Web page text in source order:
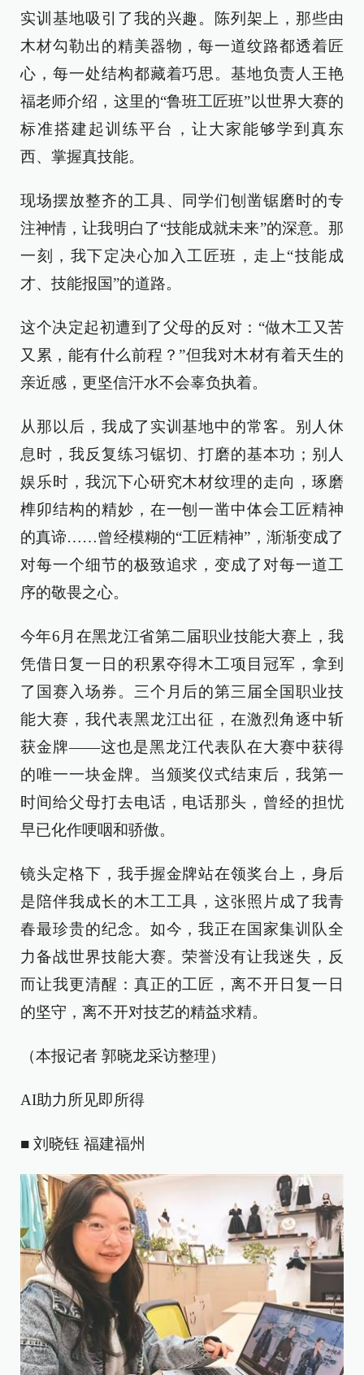
实训基地吸引了我的兴趣。陈列架上，那些由
木材勾勒出的精美器物，每一道纹路都透着匠
心，每一处结构都藏着巧思。基地负责人王艳
福老师介绍，这里的“鲁班工匠班”以世界大赛的
标准搭建起训练平台，让大家能够学到真东
西、掌握真技能。
现场摆放整齐的工具、同学们刨凿锯磨时的专
注神情，让我明白了“技能成就未来”的深意。那
一刻，我下定决心加入工匠班，走上“技能成
才、技能报国”的道路。
这个决定起初遭到了父母的反对：“做木工又苦
又累，能有什么前程？”但我对木材有着天生的
亲近感，更坚信汗水不会辜负执着。
从那以后，我成了实训基地中的常客。别人休
息时，我反复练习锯切、打磨的基本功；别人
娱乐时，我沉下心研究木材纹理的走向，琢磨
榫卯结构的精妙，在一刨一凿中体会工匠精神
的真谛……曾经模糊的“工匠精神”，渐渐变成了
对每一个细节的极致追求，变成了对每一道工
序的敬畏之心。
今年6月在黑龙江省第二届职业技能大赛上，我
凭借日复一日的积累夺得木工项目冠军，拿到
了国赛入场券。三个月后的第三届全国职业技
能大赛，我代表黑龙江出征，在激烈角逐中斩
获金牌——这也是黑龙江代表队在大赛中获得
的唯一一块金牌。当颁奖仪式结束后，我第一
时间给父母打去电话，电话那头，曾经的担忧
早已化作哽咽和骄傲。
镜头定格下，我手握金牌站在领奖台上，身后
是陪伴我成长的木工工具，这张照片成了我青
春最珍贵的纪念。如今，我正在国家集训队全
力备战世界技能大赛。荣誉没有让我迷失，反
而让我更清醒：真正的工匠，离不开日复一日
的坚守，离不开对技艺的精益求精。
（本报记者 郭晓龙采访整理）
AI助力所见即所得
■ 刘晓钰 福建福州